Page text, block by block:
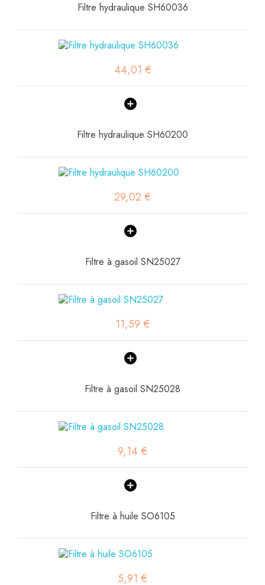
Filtre hydraulique SH60036
44,01 €
Filtre hydraulique SH60200
29,02 €
Filtre à gasoil SN25027
11,59 €
Filtre à gasoil SN25028
9,14 €
Filtre à huile SO6105
5,91 €